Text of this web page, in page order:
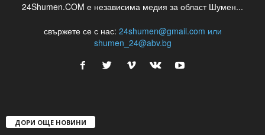
24Shumen.COM е независима медия за област Шумен...
свържете се с нас: 24shumen@gmail.com или
shumen_24@abv.bg
ДОРИ ОЩЕ НОВИНИ